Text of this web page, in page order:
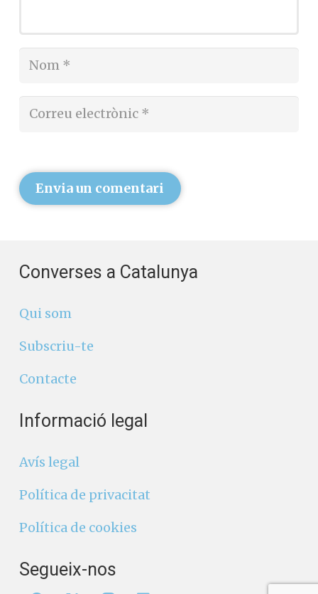
Envia un comentari
Converses a Catalunya
Qui som
Subscriu-te
Contacte
Informació legal
Avís legal
Política de privacitat
Política de cookies
Segueix-nos